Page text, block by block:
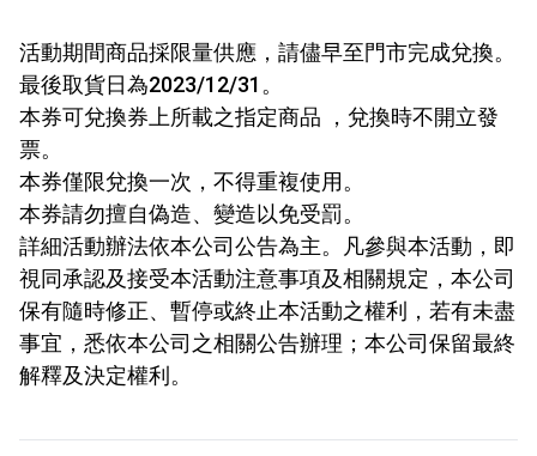
活動期間商品採限量供應，請儘早至門市完成兌換。
最後取貨日為2023/12/31。
本券可兌換券上所載之指定商品 ，兌換時不開立發
票。
本券僅限兌換一次，不得重複使用。
本券請勿擅自偽造、變造以免受罰。
詳細活動辦法依本公司公告為主。凡參與本活動，即
視同承認及接受本活動注意事項及相關規定，本公司
保有隨時修正、暫停或終止本活動之權利，若有未盡
事宜，悉依本公司之相關公告辦理；本公司保留最終
解釋及決定權利。